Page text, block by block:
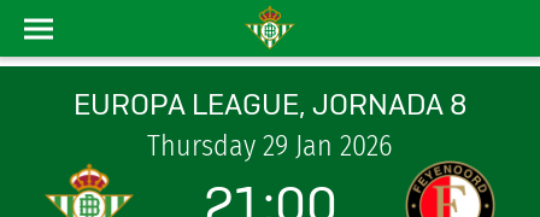
EUROPA LEAGUE, JORNADA 8
Thursday 29 Jan 2026